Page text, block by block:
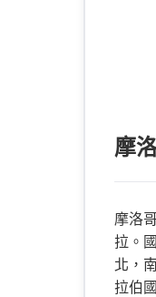
摩
摩洛
拉。
北，
拉伯